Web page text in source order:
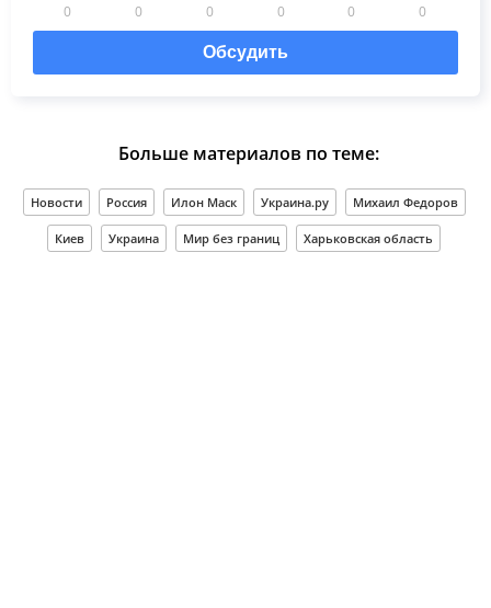
0 0 0 0 0 0
Обсудить
Больше материалов по теме:
Новости Россия Илон Маск Украина.ру Михаил Федоров
Киев Украина Мир без границ Харьковская область